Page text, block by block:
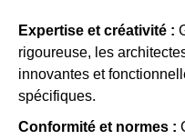
Expertise et créativité :
rigoureuse, les
innovantes et
spécifiques.
Conformité et normes :